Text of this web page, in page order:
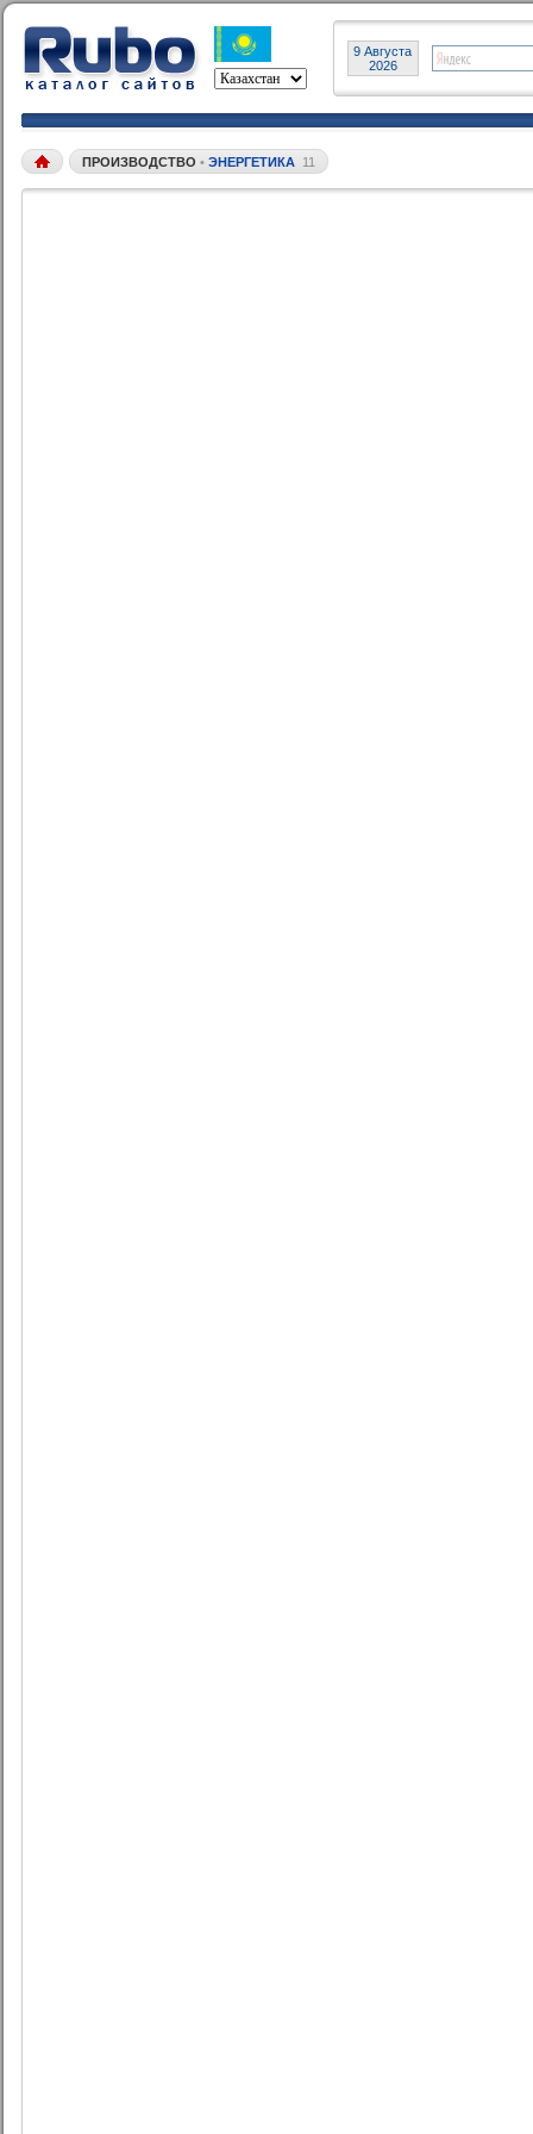
9 Августа
2026
ПРОИЗВОДСТВО • ЭНЕРГЕТИКА 11